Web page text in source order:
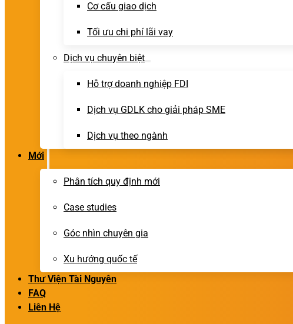
Cơ cấu giao dịch
Tối ưu chi phí lãi vay
Dịch vụ chuyên biệt
Hỗ trợ doanh nghiệp FDI
Dịch vụ GDLK cho giải pháp SME
Dịch vụ theo ngành
Mới
Phân tích quy định mới
Case studies
Góc nhìn chuyên gia
Xu hướng quốc tế
Thư Viện Tài Nguyên
FAQ
Liên Hệ